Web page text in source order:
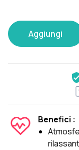
Aggiungi
Benefici :